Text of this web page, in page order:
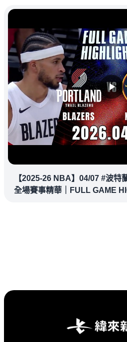
【2025-26 NBA】04/07 #波特
全場賽事精華｜FULL GAME